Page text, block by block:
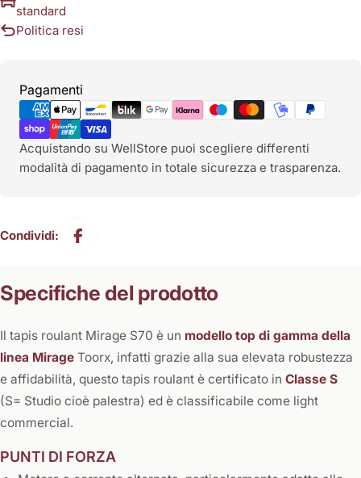
standard
Politica resi
Pagamenti
Metodi
di
pagamento
Acquistando su WellStore puoi scegliere differenti
modalità di pagamento in totale sicurezza e trasparenza.
Condividi:
Specifiche del prodotto
Il tapis roulant Mirage S70 è un modello top di gamma della
linea Mirage Toorx, infatti grazie alla sua elevata robustezza
e affidabilità, questo tapis roulant è certificato in Classe S
(S= Studio cioè palestra) ed è classificabile come light
commercial.
PUNTI DI FORZA